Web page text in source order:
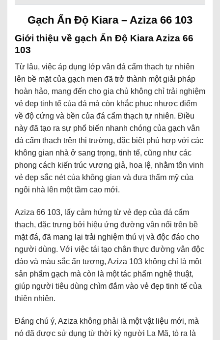
Gạch Ấn Độ Kiara – Aziza 66 103
Giới thiệu về gạch Ấn Độ Kiara Aziza 66
103
Từ lâu, việc áp dụng lớp vân đá cẩm thạch tự nhiên
lên bề mặt của gạch men đã trở thành một giải pháp
hoàn hảo, mang đến cho gia chủ không chỉ trải nghiệm
vẻ đẹp tinh tế của đá mà còn khắc phục nhược điểm
về độ cứng và bền của đá cẩm thạch tự nhiên. Điều
này đã tạo ra sự phổ biến nhanh chóng của gạch vân
đá cẩm thạch trên thị trường, đặc biệt phù hợp với các
không gian nhà ở sang trọng, tinh tế, cũng như các
phong cách kiến trúc vương giả, hoa lệ, nhằm tôn vinh
vẻ đẹp sắc nét của không gian và đưa thẩm mỹ của
ngôi nhà lên một tầm cao mới.
Aziza 66 103, lấy cảm hứng từ vẻ đẹp của đá cẩm
thạch, đặc trưng bởi hiệu ứng đường vân nổi trên bề
mặt đá, đã mang lại trải nghiệm thú vị và độc đáo cho
người dùng. Với việc tái tạo chân thực đường vân độc
đáo và màu sắc ấn tượng, Aziza 103 không chỉ là một
sản phẩm gạch mà còn là một tác phẩm nghệ thuật,
giúp người tiêu dùng chìm đắm vào vẻ đẹp tinh tế của
thiên nhiên.
Đáng chú ý, Aziza không phải là một vật liệu mới, mà
nó đã được sử dụng từ thời kỳ người La Mã, tỏ ra là